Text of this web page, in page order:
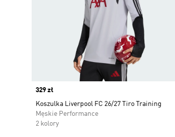
Price
329 zł
Koszulka Liverpool FC 26/27 Tiro Training
Męskie Performance
2 kolory